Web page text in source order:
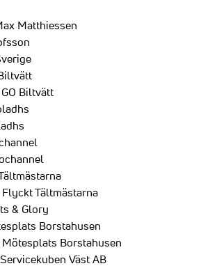
Matthiessen
Biltvätt
Tältmästarna
& Glory
Borstahusen
Borstahusen
Väst AB